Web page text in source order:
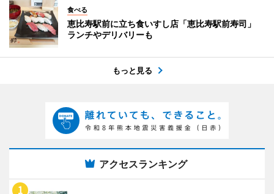
食べる
恵比寿駅前に立ち食いすし店「恵比寿駅前寿司」
ランチやデリバリーも
もっと見る
アクセスランキング